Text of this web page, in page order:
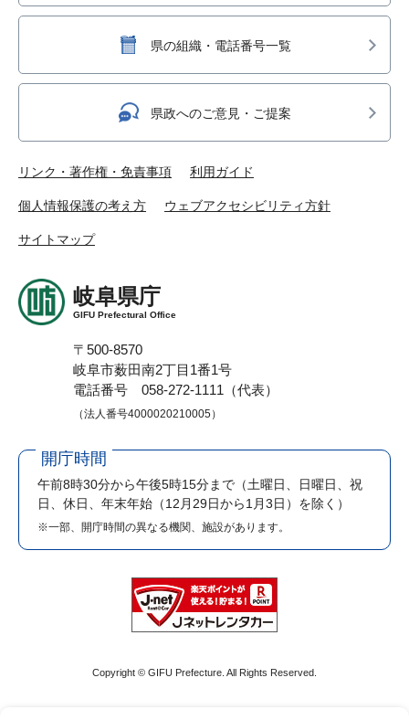
県の組織・電話番号一覧
県政へのご意見・ご提案
リンク・著作権・免責事項 利用ガイド
個人情報保護の考え方 ウェブアクセシビリティ方針
サイトマップ
岐阜県庁
GIFU Prefectural Office
〒500-8570
岐阜市薮田南2丁目1番1号
電話番号 058-272-1111（代表）
（法人番号4000020210005）
開庁時間
午前8時30分から午後5時15分まで （土曜日、日曜日、祝
日、休日、年末年始（12月29日から1月3日）を除く）
※一部、開庁時間の異なる機関、施設があります。
Copyright © GIFU Prefecture. All Rights Reserved.